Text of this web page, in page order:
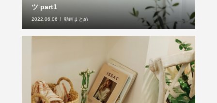
ツ part1
2022.06.06 動画まとめ